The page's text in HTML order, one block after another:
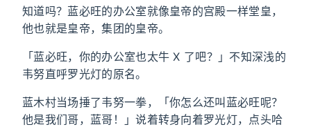
知道吗？蓝必旺的办公室就像皇帝的宫殿一样堂皇，
他也就是皇帝，集团的皇帝。
「蓝必旺，你的办公室也太牛 X 了吧？」不知深浅的
韦努直呼罗光灯的原名。
蓝木村当场捶了韦努一拳，「你怎么还叫蓝必旺呢？
他是我们哥，蓝哥！」说着转身向着罗光灯，点头哈